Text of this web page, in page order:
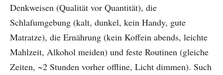
Denkweisen (Qualität vor Quantität), die
Schlafumgebung (kalt, dunkel, kein Handy, gute
Matratze), die Ernährung (kein Koffein abends, leichte
Mahlzeit, Alkohol meiden) und feste Routinen (gleiche
Zeiten, ~2 Stunden vorher offline, Licht dimmen). Such